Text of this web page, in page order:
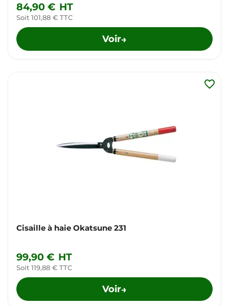
84,90 € HT
Soit 101,88 € TTC
Voir→
Cisaille à haie Okatsune 231
99,90 € HT
Soit 119,88 € TTC
Voir→
favorite_border